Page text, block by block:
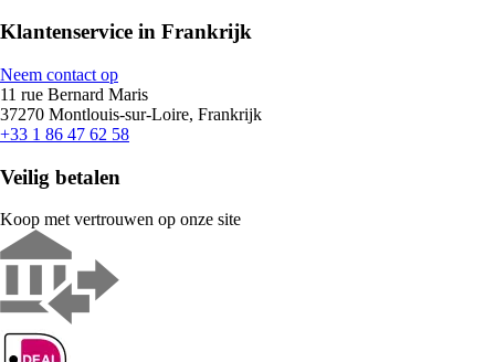
Klantenservice in Frankrijk
Neem contact op
11 rue Bernard Maris
37270 Montlouis-sur-Loire, Frankrijk
+33 1 86 47 62 58
Veilig betalen
Koop met vertrouwen op onze site